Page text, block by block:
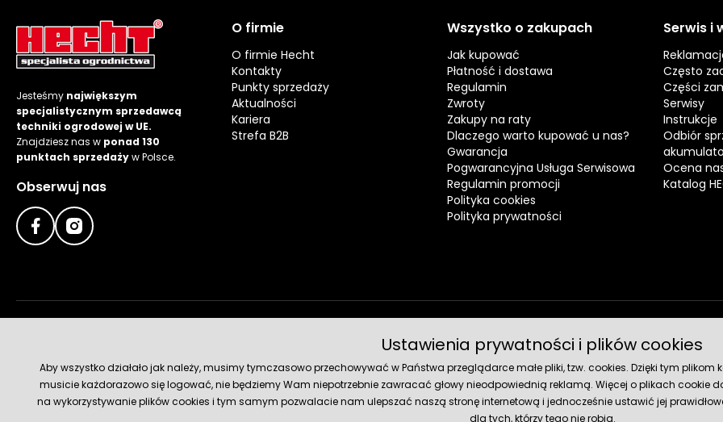
Jesteśmy największym
specjalistycznym sprzedawcą
techniki ogrodowej w UE.
Znajdziesz nas w ponad 130
punktach sprzedażyw Polsce.
Obserwuj nas
O firmie
O firmie Hecht
Kontakty
Punkty sprzedaży
Aktualności
Kariera
Strefa B2B
Wszystko o zakupach
Jak kupować
Płatność i dostawa
Regulamin
Zwroty
Zakupy na raty
Dlaczego warto kupować u nas?
Gwarancja
Pogwarancyjna Usługa Serwisowa
Regulamin promocji
Polityka cookies
Polityka prywatności
Serwis i
Często
Części
Serwisy
Instrukcje
Odbiór
Ocena
Katalog
Metody
Ustawienia prywatności i plików cookies
Aby wszystko działało jak należy, musimy tymczasowo przechowywać w Państwa przeglądarce małe pliki, tzw. cookies. Dzięki tym
musicie każdorazowo się logować, nie będziemy Wam niepotrzebnie zawracać głowy nieodpowiednią reklamą. Więcej o plikach cookie
na wykorzystywanie plików cookies i tym samym pozwalacie nam ulepszać naszą stronę internetową i jednocześnie ustawić jej
dla tych, którzy tego nie robią.